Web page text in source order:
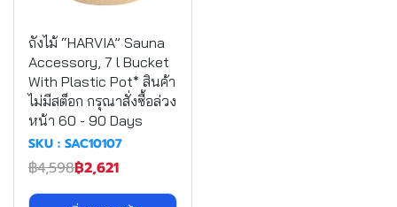
ถังไม้ “HARVIA” Sauna
Accessory, 7 l Bucket
With Plastic Pot* สินค้า
ไม่มีสต็อก กรุณาสั่งซื้อล่วง
หน้า 60 - 90 Days
SKU : SAC10107
฿4,598฿2,621